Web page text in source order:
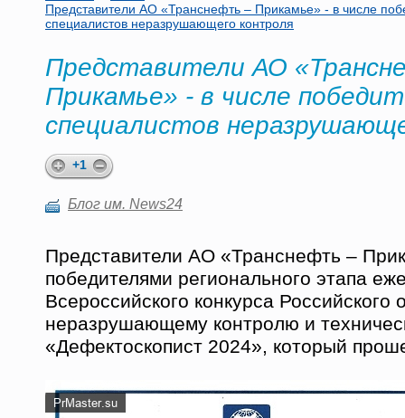
Представители АО «Транснефть – Прикамье» - в числе
специалистов неразрушающего контроля
Представители АО
Прикамье» - в числе
специалистов
+1
Блог им. News24
Представители АО «Транснефть –
победителями регионального этапа
Всероссийского конкурса Российского
неразрушающему контролю и
«Дефектоскопист 2024», который